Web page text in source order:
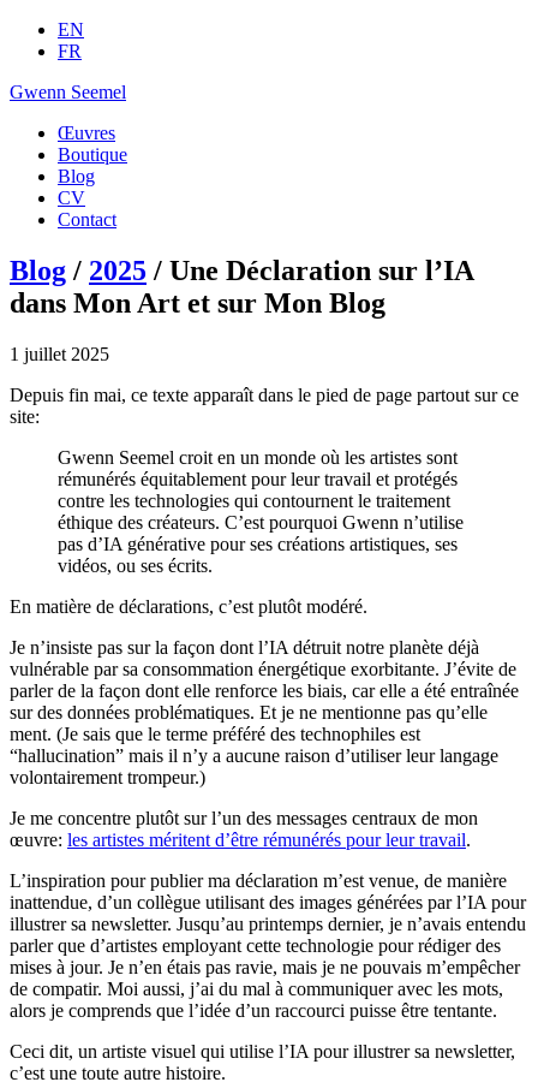
EN
FR
Gwenn Seemel
Œuvres
Boutique
Blog
CV
Contact
Blog / 2025 / Une Déclaration sur l’IA
dans Mon Art et sur Mon Blog
1 juillet 2025
Depuis fin mai, ce texte apparaît dans le pied de page partout sur ce
site:
Gwenn Seemel croit en un monde où les artistes sont
rémunérés équitablement pour leur travail et protégés
contre les technologies qui contournent le traitement
éthique des créateurs. C’est pourquoi Gwenn n’utilise
pas d’IA générative pour ses créations artistiques, ses
vidéos, ou ses écrits.
En matière de déclarations, c’est plutôt modéré.
Je n’insiste pas sur la façon dont l’IA détruit notre planète déjà
vulnérable par sa consommation énergétique exorbitante. J’évite de
parler de la façon dont elle renforce les biais, car elle a été entraînée
sur des données problématiques. Et je ne mentionne pas qu’elle
ment. (Je sais que le terme préféré des technophiles est
“hallucination” mais il n’y a aucune raison d’utiliser leur langage
volontairement trompeur.)
Je me concentre plutôt sur l’un des messages centraux de mon
œuvre: les artistes méritent d’être rémunérés pour leur travail.
L’inspiration pour publier ma déclaration m’est venue, de manière
inattendue, d’un collègue utilisant des images générées par l’IA pour
illustrer sa newsletter. Jusqu’au printemps dernier, je n’avais entendu
parler que d’artistes employant cette technologie pour rédiger des
mises à jour. Je n’en étais pas ravie, mais je ne pouvais m’empêcher
de compatir. Moi aussi, j’ai du mal à communiquer avec les mots,
alors je comprends que l’idée d’un raccourci puisse être tentante.
Ceci dit, un artiste visuel qui utilise l’IA pour illustrer sa newsletter,
c’est une toute autre histoire.